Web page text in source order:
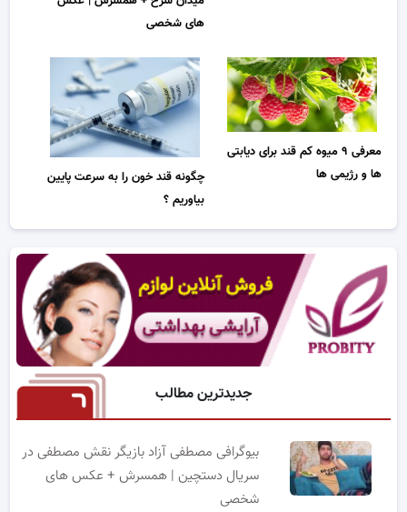
های شخصی
معرفی ۹ میوه کم قند برای دیابتی
ها و رژیمی ها
چگونه قند خون را به سرعت پایین
بیاوریم ؟
جدیدترین مطالب
بیوگرافی مصطفی آزاد بازیگر نقش مصطفی در
سریال دستچین | همسرش + عکس های
شخصی